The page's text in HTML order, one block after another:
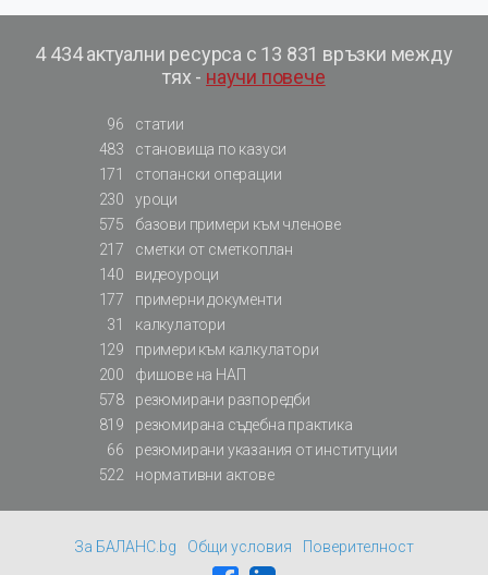
4 434 актуални ресурса с 13 831 връзки между
тях - научи повече
96
статии
483
становища по казуси
171
стопански операции
230
уроци
575
базови примери към членове
217
сметки от сметкоплан
140
видеоуроци
177
примерни документи
31
калкулатори
129
примери към калкулатори
200
фишове на НАП
578
резюмирани разпоредби
819
резюмирана съдебна практика
66
резюмирани указания от институции
522
нормативни актове
За БАЛАНС.bg Общи условия Поверителност